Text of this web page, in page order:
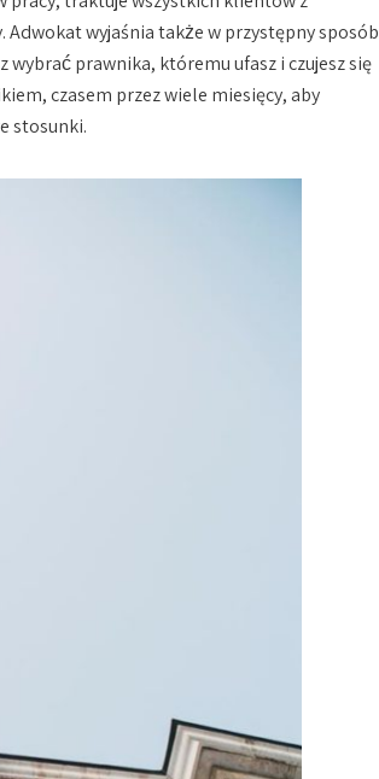
Adwokat wyjaśnia także w przystępny sposób
prawnika, któremu ufasz i czujesz się
czasem przez wiele miesięcy, aby
stosunki.